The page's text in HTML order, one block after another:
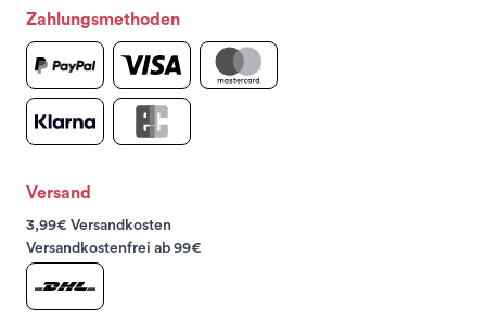
Zahlungsmethoden
Versand
3,99€ Versandkosten
Versandkostenfrei ab 99€